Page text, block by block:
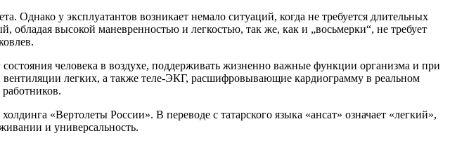
Однако у эксплуатантов возникает немало ситуаций, когда не требуется длительных
высокой маневренностью и легкостью, так же, как и „восьмерки“, не требует
человека в воздухе, поддерживать жизненно важные функции организма и при
легких, а также теле-ЭКГ, расшифровывающие кардиограмму в реальном
«Вертолеты России». В переводе с татарского языка «ансат» означает «легкий»,
и универсальность.